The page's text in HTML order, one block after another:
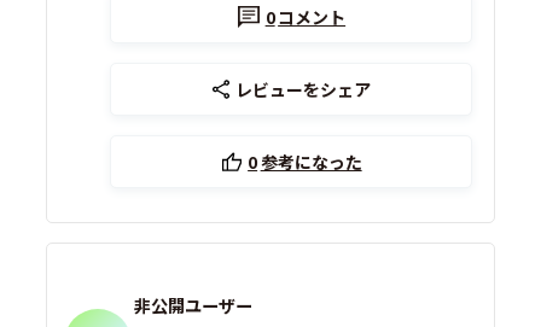
0コメント
レビューをシェア
0参考になった
非公開ユーザー